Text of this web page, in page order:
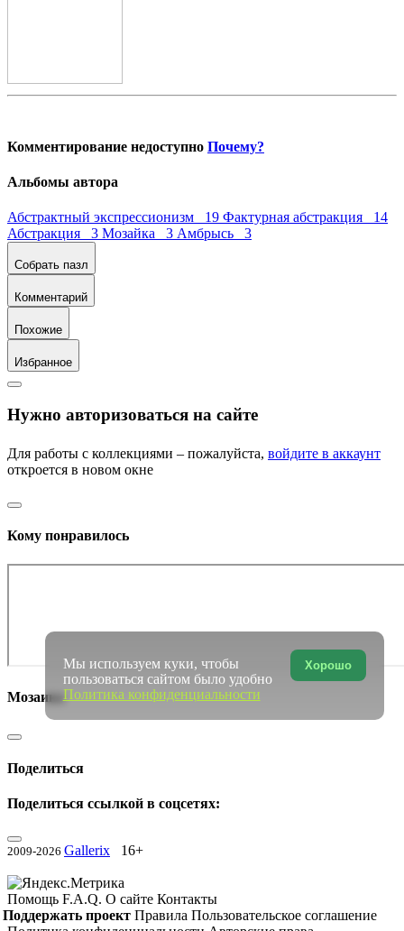
Комментирование недоступно Почему?
Альбомы автора
Абстрактный экспрессионизм 19 Фактурная абстракция 14
Абстракция 3 Мозайка 3 Амбрысь 3
Собрать пазл
Комментарий
Похожие
Избранное
Нужно авторизоваться на сайте
Для работы с коллекциями – пожалуйста, войдите в аккаунт
откроется в новом окне
Кому понравилось
Мозаика
Поделиться
Поделиться ссылкой в соцсетях:
2009-2026 Gallerix 16+
Помощь F.A.Q. О сайте Контакты
Поддержать проект Правила Пользовательское соглашение
Хорошо
Мы используем куки, чтобы
пользоваться сайтом было удобно
Политика конфиденциальности